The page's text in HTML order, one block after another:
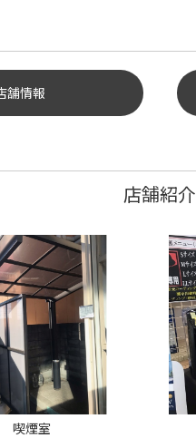
舗情報
店舗紹介
喫煙室